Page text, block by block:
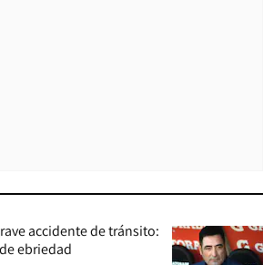
accidente de tránsito:
ebriedad